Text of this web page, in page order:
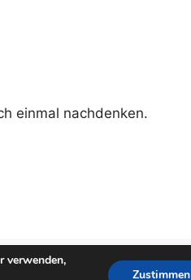
einmal nachdenken.
verwenden,
Zustimmen